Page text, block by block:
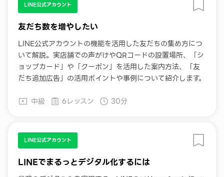
LINE公式アカウント
友だち数を増やしたい
LINE公式アカウントの機能を活用した友だちの集め方につ
いて解説。実店舗での声がけやQRコードの設置場所、「シ
ョップカード」や「クーポン」を活用した案内方法、「友
だち追加広告」の活用ポイントや事例について紹介します。
中級 6レッスン 30分
LINE公式アカウント
LINEでまるっとデジタル化するには